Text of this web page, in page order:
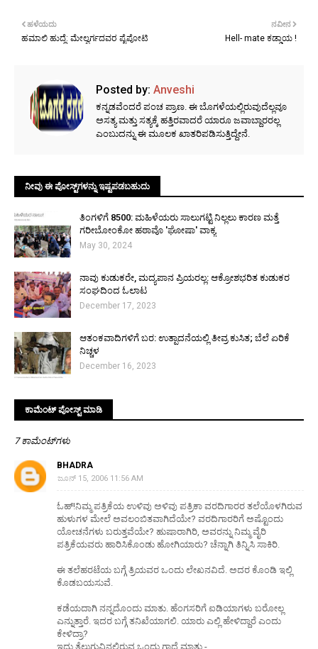
ನವೀನ
Hell- mate ಕಡ್ಡಾಯ !
ಹಳೆಯದು
ಹಮಾಲಿ ಹುದ್ದೆ: ಮೇಲ್ವರ್ಗದವರ ಪೈಪೋಟಿ
Posted by: Anveshi
ಕನ್ನಡವೆಂದರೆ ಪಂಚ ಪ್ರಾಣ. ಈ ಬೊಗಳೆಯಲ್ಲಿರುವುದೆಲ್ಲವೂ
ಅಸತ್ಯ ಮತ್ತು ಸತ್ಯಕ್ಕೆ ಹತ್ತಿರವಾದರೆ ಯಾರೂ ಜವಾಬ್ದಾರರಲ್ಲ
ಎಂಬುದನ್ನು ಈ ಮೂಲಕ ಖಾತರಿಪಡಿಸುತ್ತಿದ್ದೇನೆ.
ನೀವು ಈ ಪೋಸ್ಟ್‌ಗಳನ್ನು ಇಷ್ಟಪಡಬಹುದು
ತಿಂಗಳಿಗೆ ₹8500: ಮಹಿಳೆಯರು ಸಾಲುಗಟ್ಟಿ ನಿಲ್ಲಲು ಕಾರಣ ಮತ್ತೆ
ಗರೀಬೋಂಕೋ ಹಠಾವೊ 'ಘೋಷಾ' ವಾಕ್ಯ
May 30, 2024
ನಾವು ಕುಡುಕರೇ, ಮದ್ಯಪಾನ ಪ್ರಿಯರಲ್ಲ: ಆಕ್ರೋಶಭರಿತ ಕುಡುಕರ
ಸಂಘದಿಂದ ಓಲಾಟ
December 17, 2023
ಆತಂಕವಾದಿಗಳಿಗೆ ಬರ: ಉತ್ಪಾದನೆಯಲ್ಲಿ ತೀವ್ರ ಕುಸಿತ; ಬೆಲೆ ಏರಿಕೆ
ನಿಚ್ಚಳ
December 16, 2023
ಕಾಮೆಂಟ್‌‌ ಪೋಸ್ಟ್‌ ಮಾಡಿ
7 ಕಾಮೆಂಟ್‌ಗಳು
BHADRA
ಜೂನ್ 15, 2006 11:56 AM
ಓಹ್!ನಿಮ್ಮ ಪತ್ರಿಕೆಯ ಉಳಿವು ಅಳಿವು ಪತ್ರಿಕಾ ವರದಿಗಾರರ ತಲೆಯೊಳಗಿರುವ
ಹುಳುಗಳ ಮೇಲೆ ಅವಲಂಬಿತವಾಗಿದೆಯೇ? ವರದಿಗಾರರಿಗೆ ಅಷ್ಟೊಂದು
ಯೋಚನೆಗಳು ಬರುತ್ತವೆಯೇ? ಹುಷಾರಾಗಿರಿ, ಅವರನ್ನು ನಿಮ್ಮ ವೈರಿ
ಪತ್ರಿಕೆಯವರು ಹಾರಿಸಿಕೊಂಡು ಹೋಗಿಯಾರು? ಚೆನ್ನಾಗಿ ತಿನ್ನಿಸಿ ಸಾಕಿರಿ.
ಈ ತಲೆಹರಟೆಯ ಬಗ್ಗೆ ತ್ರಿಯವರ ಒಂದು ಲೇಖನವಿದೆ. ಅದರ ಕೊಂಡಿ ಇಲ್ಲಿ
ಕೊಡಬಯಸುವೆ.
ಕಡೆಯದಾಗಿ ನನ್ನದೊಂದು ಮಾತು. ಹೆಂಗಸರಿಗೆ ಐಡಿಯಾಗಳು ಬರೋಲ್ಲ
ಎನ್ನುತ್ತಾರೆ. ಇದರ ಬಗ್ಗೆ ತನಿಖೆಯಾಗಲಿ. ಯಾರು ಎಲ್ಲಿ ಹೇಳಿದ್ದಾರೆ ಎಂದು
ಕೇಳಿದ್ರಾ?
ಇದು ತೆಲುಗುವಿನಲ್ಲಿರುವ ಒಂದು ಗಾದೆ ಮಾತು -